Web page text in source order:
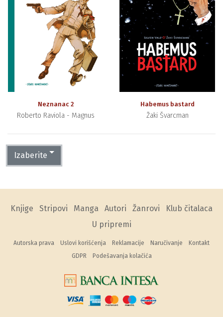
Neznanac 2
Roberto Raviola - Magnus
Habemus bastard
Žaki Švarcman
Izaberite
Knjige Stripovi Manga Autori Žanrovi
Klub čitalaca
U pripremi
Autorska prava Uslovi korišćenja Reklamacije Naručivanje
Kontakt
GDPR
Podešavanja kolačića